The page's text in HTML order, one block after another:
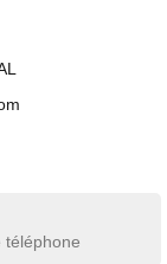
téléphone